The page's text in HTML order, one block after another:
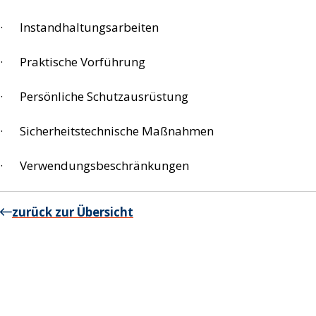
· Instandhaltungsarbeiten
· Praktische Vorführung
· Persönliche Schutzausrüstung
· Sicherheitstechnische Maßnahmen
· Verwendungsbeschränkungen
zurück zur Übersicht